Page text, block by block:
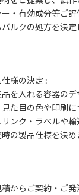
ー・有効成分等ご
ルクの処方を決定
様の決定 :
を入れる容器の
見た目の色や印刷
リンク・ラベルや
の製品仕様を決め
積からご契約・ご発